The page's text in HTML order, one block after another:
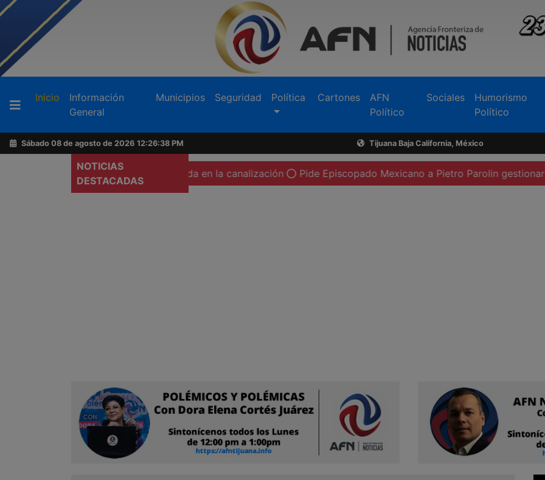
Inicio (current)
Información
General
Municipios Seguridad Política Cartones
AFN
Político
Sociales
Humorismo
Político
Sábado 08 de agosto de 2026 12:26:40 PM Tijuana Baja California, México
NOTICIAS
DESTACADAS
de una mujer calcinada en la canalización Pide Episcopado Mexicano a Pietro Parolin gestionar visita del
Buscador
Acerca
de